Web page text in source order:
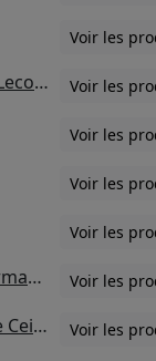
Voir les
Convention - Lecourbe Voir les
Voir les
Voir les
Voir les
Escadrille Normandie - Niémen Voir les
Gare - Grande Ceinture Voir les